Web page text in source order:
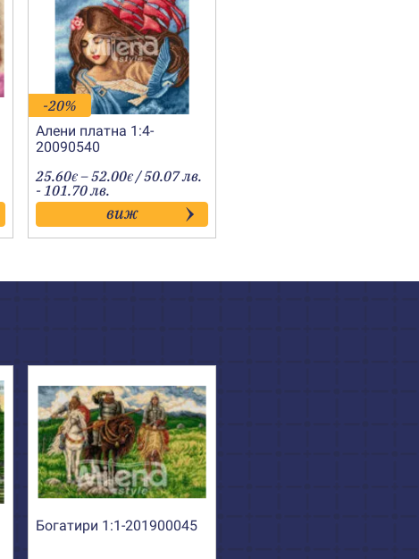
-20%
Алени платна 1:4-
20090540
25.60€ –52.00€Price
range:
25.60€
through
52.00€
/ 50.07 лв.
- 101.70 лв.
виж
Богатири 1:1-201900045